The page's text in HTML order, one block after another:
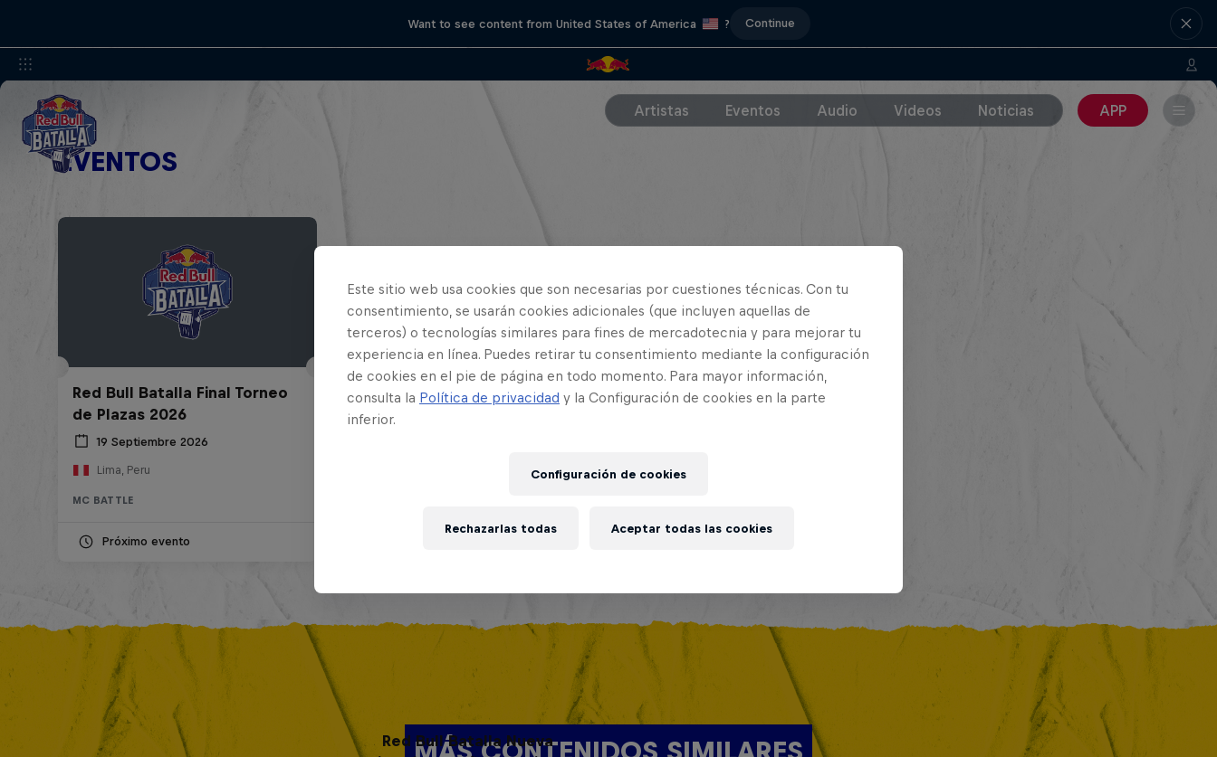
Want to see content from United States of America ? Continue
Artistas Eventos Audio Videos Noticias APP
EVENTOS
Red Bull Batalla Final Torneo
de Plazas 2026
19 Septiembre 2026
Lima, Peru
MC BATTLE
Próximo evento
MÁS CONTENIDOS SIMILARES
Red Bull Batalla Nueva
Este sitio web usa cookies que son necesarias por cuestiones técnicas. Con tu
consentimiento, se usarán cookies adicionales (que incluyen aquellas de
terceros) o tecnologías similares para fines de mercadotecnia y para mejorar tu
experiencia en línea. Puedes retirar tu consentimiento mediante la configuración
de cookies en el pie de página en todo momento. Para mayor información,
consulta la Política de privacidad y la Configuración de cookies en la parte
inferior.
Configuración de cookies
Rechazarlas todas Aceptar todas las cookies